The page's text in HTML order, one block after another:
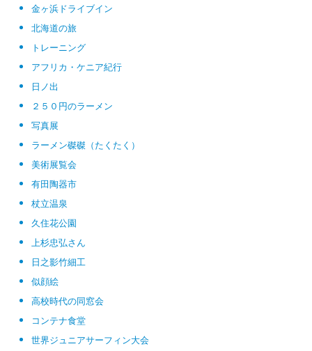
金ヶ浜ドライブイン
北海道の旅
トレーニング
アフリカ・ケニア紀行
日ノ出
２５０円のラーメン
写真展
ラーメン磔磔（たくたく）
美術展覧会
有田陶器市
杖立温泉
久住花公園
上杉忠弘さん
日之影竹細工
似顔絵
高校時代の同窓会
コンテナ食堂
世界ジュニアサーフィン大会